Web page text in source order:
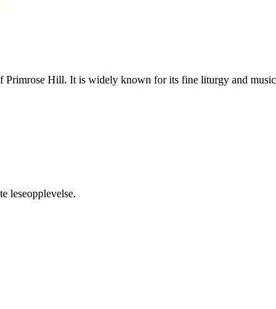
Primrose Hill. It is widely known for its fine liturgy and
leseopplevelse.